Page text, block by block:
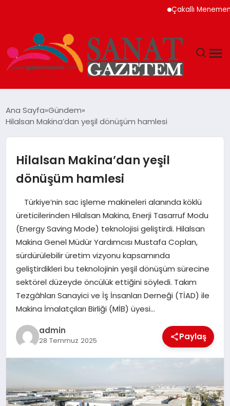
Çakallı Menemeni
SIYASET
SPOR
YAŞAM
EKONOMI
SAĞLIK
DÜNYA
EĞITIM
Ana Sayfa Gündem
Hilalsan Makina’dan yeşil dönüşüm hamlesi
Hilalsan Makina’dan yeşil
dönüşüm hamlesi
Türkiye’nin sac işleme makineleri alanında köklü
üreticilerinden Hilalsan Makina, Enerji Tasarruf Modu
(Energy Saving Mode) teknolojisi geliştirdi. Hilalsan
Makina Genel Müdür Yardımcısı Mustafa Coplan,
sürdürülebilir üretim vizyonu kapsamında
geliştirdikleri bu teknolojinin yeşil dönüşüm sürecine
sektörel düzeyde öncülük ettiğini söyledi. Takım
Tezgâhları Sanayici ve İş İnsanları Derneği (TİAD) ile
Makina İmalatçıları Birliği (MİB) üyesi…
admin
28 Temmuz 2025 Paylaş